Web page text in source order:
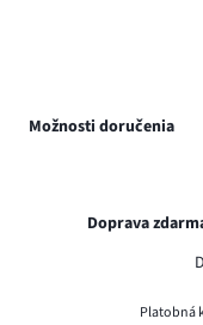
Možnosti doručenia
Doprava
Platobná